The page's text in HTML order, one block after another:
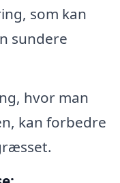
som kan
sundere
hvor man
kan forbedre